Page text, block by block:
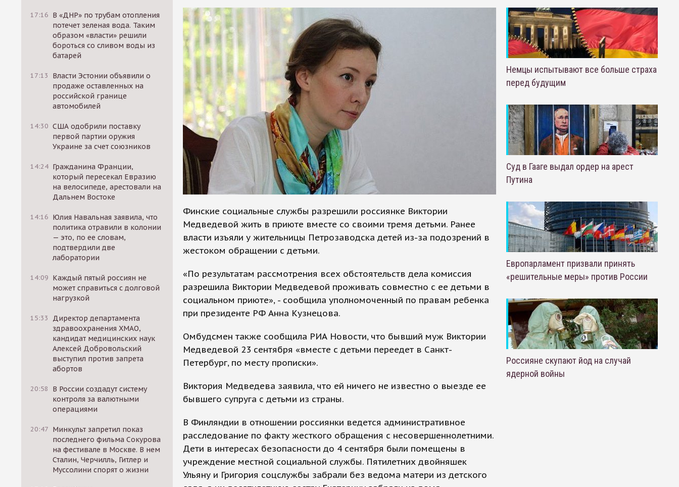
17:16 В «ДНР» по трубам отопления
потечет зеленая вода. Таким
образом «власти» решили
бороться со сливом воды из
батарей
17:13
Власти Эстонии объявили о
продаже оставленных на
российской границе
автомобилей
14:30 США одобрили поставку
первой партии оружия
Украине за счет союзников
14:24 Гражданина Франции,
который пересекал Евразию
на велосипеде, арестовали на
Дальнем Востоке
14:16 Юлия Навальная заявила, что
политика отравили в колонии
— это, по ее словам,
подтвердили две
лаборатории
14:09 Каждый пятый россиян не
может справиться с долговой
нагрузкой
15:33
Директор департамента
здравоохранения ХМАО,
кандидат медицинских наук
Алексей Добровольский
выступил против запрета
абортов
20:58
В России создадут систему
контроля за валютными
операциями
20:47 Минкульт запретил показ
последнего фильма Сокурова
на фестивале в Москве. В нем
Сталин, Черчилль, Гитлер и
Муссолини спорят о жизни
Финские социальные службы разрешили россиянке Виктории
Медведевой жить в приюте вместе со своими тремя детьми. Ранее
власти изъяли у жительницы Петрозаводска детей из-за подозрений в
жестоком обращении с детьми.
«По результатам рассмотрения всех обстоятельств дела комиссия
разрешила Виктории Медведевой проживать совместно с ее детьми в
социальном приюте», - сообщила уполномоченный по правам ребенка
при президенте РФ Анна Кузнецова.
Омбудсмен также сообщила РИА Новости, что бывший муж Виктории
Медведевой 23 сентября «вместе с детьми переедет в Санкт-
Петербург, по месту прописки».
Виктория Медведева заявила, что ей ничего не известно о выезде ее
бывшего супруга с детьми из страны.
В Финляндии в отношении россиянки ведется административное
расследование по факту жесткого обращения с несовершеннолетними.
Дети в интересах безопасности до 4 сентября были помещены в
учреждение местной социальной службы. Пятилетних двойняшек
Ульяну и Григория соцслужбы забрали без ведома матери из детского
Немцы испытывают все больше страха
перед будущим
Суд в Гааге выдал ордер на арест
Путина
Европарламент призвали принять
«решительные меры» против России
Россияне скупают йод на случай
ядерной войны